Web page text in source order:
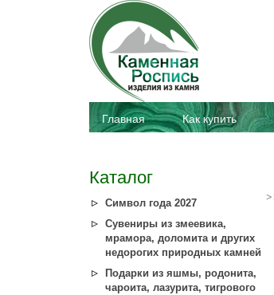
Главная Как купить
Каталог
Символ года 2027
Сувениры из змеевика,
мрамора, доломита и других
недорогих природных камней
Подарки из яшмы, родонита,
чароита, лазурита, тигрового